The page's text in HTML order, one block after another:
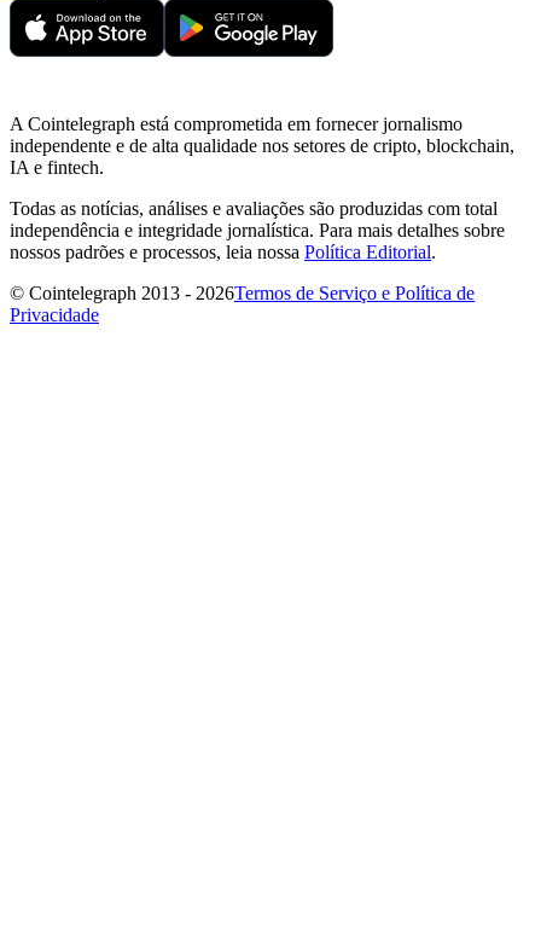
A Cointelegraph está comprometida em fornecer jornalismo
independente e de alta qualidade nos setores de cripto, blockchain,
IA e fintech.
Todas as notícias, análises e avaliações são produzidas com total
independência e integridade jornalística. Para mais detalhes sobre
nossos padrões e processos, leia nossa Política Editorial.
© Cointelegraph 2013 - 2026Termos de Serviço e Política de
Privacidade